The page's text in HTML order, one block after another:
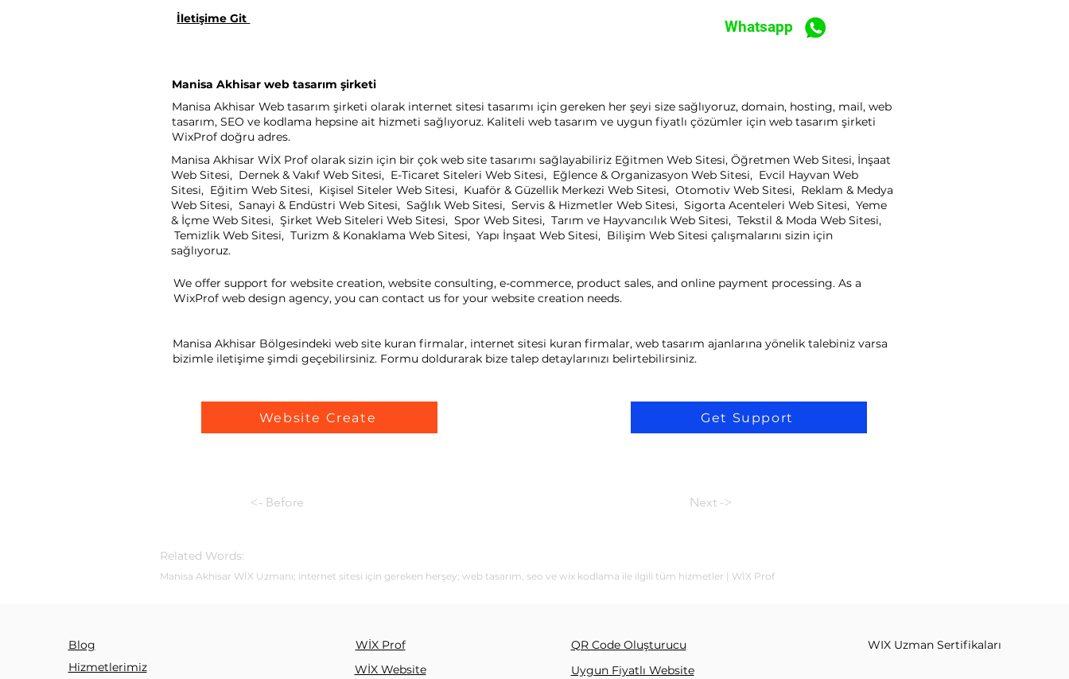
İletişime Git Whatsapp
Manisa Akhisar web tasarım şirketi
Manisa Akhisar Web tasarım şirketi olarak internet sitesi tasarımı için gereken her şeyi size sağlıyoruz, domain, hosting, mail, web
tasarım, SEO ve kodlama hepsine ait hizmeti sağlıyoruz. Kaliteli web tasarım ve uygun fiyatlı çözümler için web tasarım şirketi
WixProf doğru adres.
Manisa Akhisar WİX Prof olarak sizin için bir çok web site tasarımı sağlayabiliriz Eğitmen Web Sitesi, Öğretmen Web Sitesi, İnşaat
Web Sitesi, Dernek & Vakıf Web Sitesi, E-Ticaret Siteleri Web Sitesi, Eğlence & Organizasyon Web Sitesi, Evcil Hayvan Web
Sitesi, Eğitim Web Sitesi, Kişisel Siteler Web Sitesi, Kuaför & Güzellik Merkezi Web Sitesi, Otomotiv Web Sitesi, Reklam & Medya
Web Sitesi, Sanayi & Endüstri Web Sitesi, Sağlık Web Sitesi, Servis & Hizmetler Web Sitesi, Sigorta Acenteleri Web Sitesi, Yeme
& İçme Web Sitesi, Şirket Web Siteleri Web Sitesi, Spor Web Sitesi, Tarım ve Hayvancılık Web Sitesi, Tekstil & Moda Web Sitesi,
Temizlik Web Sitesi, Turizm & Konaklama Web Sitesi, Yapı İnşaat Web Sitesi, Bilişim Web Sitesi çalışmalarını sizin için
sağlıyoruz.
We offer support for website creation, website consulting, e-commerce, product sales, and online payment processing. As a
WixProf web design agency, you can contact us for your website creation needs.
Manisa Akhisar Bölgesindeki web site kuran firmalar, internet sitesi kuran firmalar, web tasarım ajanlarına yönelik talebiniz varsa
bizimle iletişime şimdi geçebilirsiniz. Formu doldurarak bize talep detaylarınızı belirtebilirsiniz.
Website Create Get Support
<- Before Next ->
Related Words:
Manisa Akhisar WİX Uzmanı; internet sitesi için gereken herşey; web tasarım, seo ve wix kodlama ile ilgili tüm hizmetler | WİX Prof
Blog
Hizmetlerimiz
WİX Prof
WİX Website
QR Code Oluşturucu
Uygun Fiyatlı Website
WIX Uzman Sertifikaları